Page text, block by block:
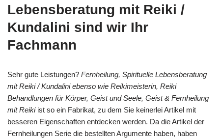
Lebensberatung mit Reiki /
Kundalini sind wir Ihr
Fachmann
Sehr gute Leistungen? Fernheilung, Spirituelle Lebensberatung
mit Reiki / Kundalini ebenso wie Reikimeisterin, Reiki
Behandlungen für Körper, Geist und Seele, Geist & Fernheilung
mit Reikiist so ein Fabrikat, zu dem Sie keinerlei Artikel mit
besseren Eigenschaften entdecken werden. Da die Artikel der
Fernheilungen Serie die bestellten Argumente haben, haben